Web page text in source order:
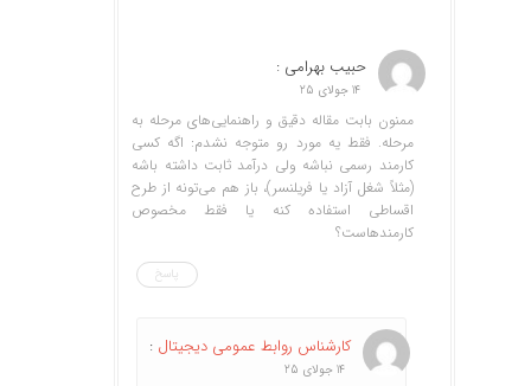
حبیب بهرامی :
14 جولای 25
ممنون بابت مقاله دقیق و راهنمایی‌های مرحله به
مرحله. فقط یه مورد رو متوجه نشدم: اگه کسی
کارمند رسمی نباشه ولی درآمد ثابت داشته باشه
(مثلاً شغل آزاد یا فریلنسر)، باز هم می‌تونه از طرح
اقساطی استفاده کنه یا فقط مخصوص
کارمندهاست؟
پاسخ
کارشناس روابط عمومی دیجیتال :
14 جولای 25